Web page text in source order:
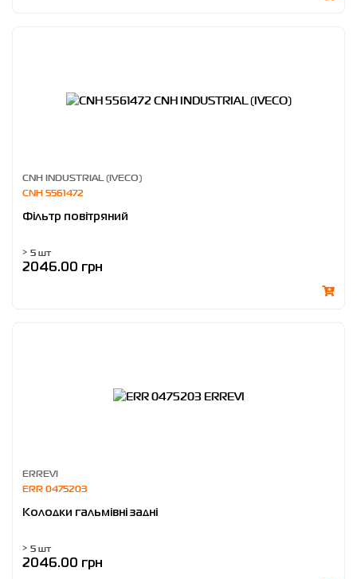
CNH INDUSTRIAL (IVECO)
CNH 5561472
Фільтр повітряний
> 5 шт
2046.00 грн
ERREVI
ERR 0475203
Колодки гальмівні задні
> 5 шт
2046.00 грн